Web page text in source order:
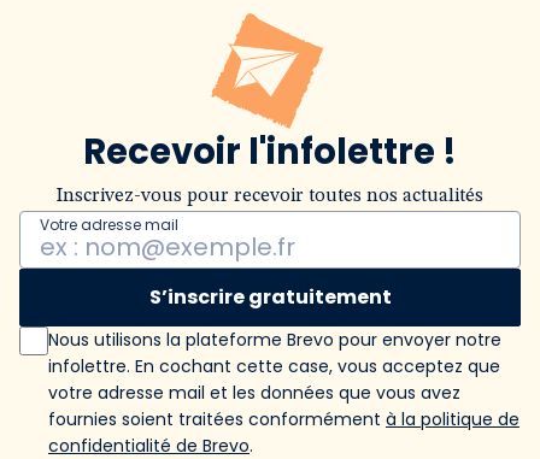
Recevoir l'infolettre !
Inscrivez-vous pour recevoir toutes nos actualités
Votre adresse mail
S’inscrire gratuitement
Nous utilisons la plateforme Brevo pour envoyer notre
infolettre. En cochant cette case, vous acceptez que
votre adresse mail et les données que vous avez
fournies soient traitées conformément à la politique de
confidentialité de Brevo.